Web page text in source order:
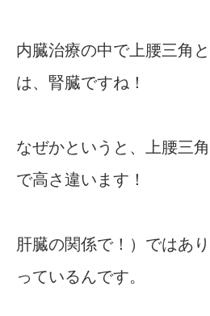
内臓治療の中で上腰三角
は、腎臓ですね！
なぜかというと、上腰三
で高さ違います！
肝臓の関係で！）ではあ
っているんです。